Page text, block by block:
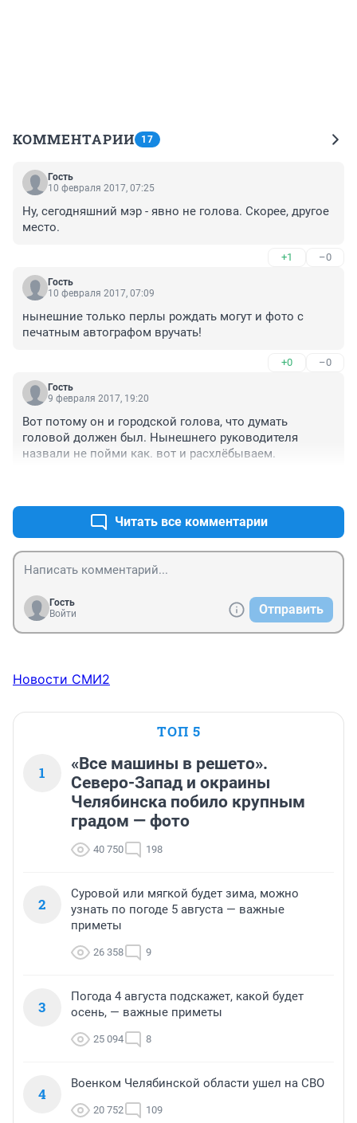
КОММЕНТАРИИ 17
Гость
10 февраля 2017, 07:25
Ну, сегодняшний мэр - явно не голова. Скорее, другое
место.
+1 –0
Гость
10 февраля 2017, 07:09
нынешние только перлы рождать могут и фото с
печатным автографом вручать!
+0 –0
Гость
9 февраля 2017, 19:20
Вот потому он и городской голова, что думать
головой должен был. Нынешнего руководителя
назвали не пойми как. вот и расхлёбываем.
Читать все комментарии
Гость
Войти
Отправить
Новости СМИ2
ТОП 5
1
«Все машины в решето».
Северо-Запад и окраины
Челябинска побило крупным
градом — фото
40 750 198
2
Суровой или мягкой будет зима, можно
узнать по погоде 5 августа — важные
приметы
26 358 9
3
Погода 4 августа подскажет, какой будет
осень, — важные приметы
25 094 8
4
Военком Челябинской области ушел на СВО
20 752 109